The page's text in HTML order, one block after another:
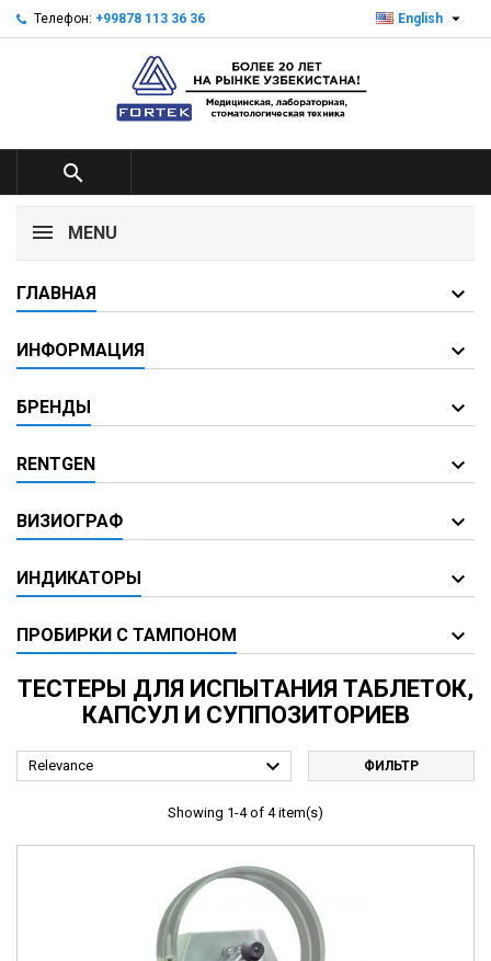
Телефон: +99878 113 36 36 English 

MENU
ГЛАВНАЯ
ИНФОРМАЦИЯ
БРЕНДЫ
RENTGEN
ВИЗИОГРАФ
ИНДИКАТОРЫ
ПРОБИРКИ С ТАМПОНОМ
ТЕСТЕРЫ ДЛЯ ИСПЫТАНИЯ ТАБЛЕТОК,
КАПСУЛ И СУППОЗИТОРИЕВ
Relevance  ФИЛЬТР
Showing 1-4 of 4 item(s)